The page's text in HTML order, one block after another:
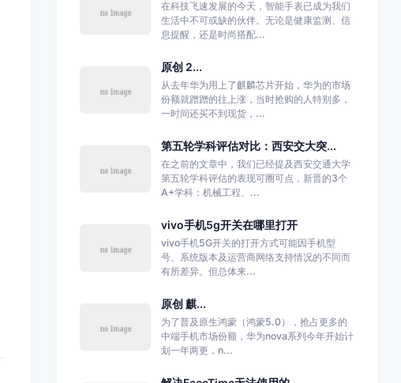
在科技飞速发展的今天，智能手表已成为我们
生活中不可或缺的伙伴。无论是健康监测、信
息提醒，还是时尚搭配...
原创 2...
从去年华为用上了麒麟芯片开始，华为的市场
份额就蹭蹭的往上涨，当时抢购的人特别多，
一时间还买不到现货，...
第五轮学科评估对比：西安交大突...
在之前的文章中，我们已经提及西安交通大学
第五轮学科评估的表现可圈可点，新晋的3个
A+学科：机械工程、...
vivo手机5g开关在哪里打开
vivo手机5G开关的打开方式可能因手机型
号、系统版本及运营商网络支持情况的不同而
有所差异。但总体来...
原创 麒...
为了普及原生鸿蒙（鸿蒙5.0），抢占更多的
中端手机市场份额，华为nova系列今年开始计
划一年两更，n...